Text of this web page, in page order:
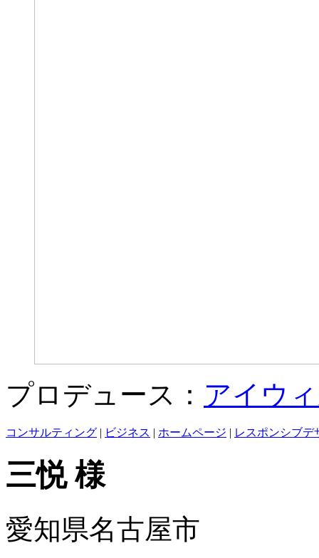
プロデュース： アイウ
コンサルティング | ビジネス | ホームページ | レスポンシブデ
三悦 様
愛知県名古屋市